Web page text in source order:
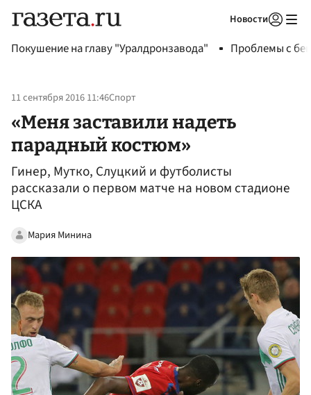
Новости
Покушение на главу "Уралдронзавода" Проблемы с
11 сентября 2016 11:46Спорт
«Меня заставили надеть
парадный костюм»
Гинер, Мутко, Слуцкий и футболисты
рассказали о первом матче на новом стадионе
ЦСКА
Мария Минина